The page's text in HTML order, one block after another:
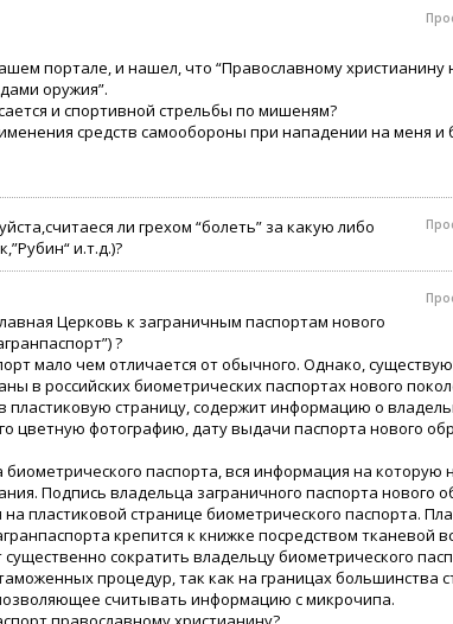
портале, и нашел, что “Православному христианину
оружия”.
и спортивной стрельбы по мишеням?
средств самообороны при нападении на меня и
ли грехом “болеть” за какую либо
и.т.д.)?
Церковь к заграничным паспортам нового
?
мало чем отличается от обычного. Однако,
в российских биометрических паспортах нового
пластиковую страницу, содержит информацию о
цветную фотографию, дату выдачи паспорта нового
паспорта, вся информация на которую
Подпись владельца заграничного паспорта нового
пластиковой странице биометрического паспорта.
крепится к книжке посредством тканевой
сократить владельцу биометрического
процедур, так как на границах большинства
считывать информацию с микрочипа.